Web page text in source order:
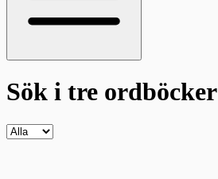
Sök i tre ordböcker